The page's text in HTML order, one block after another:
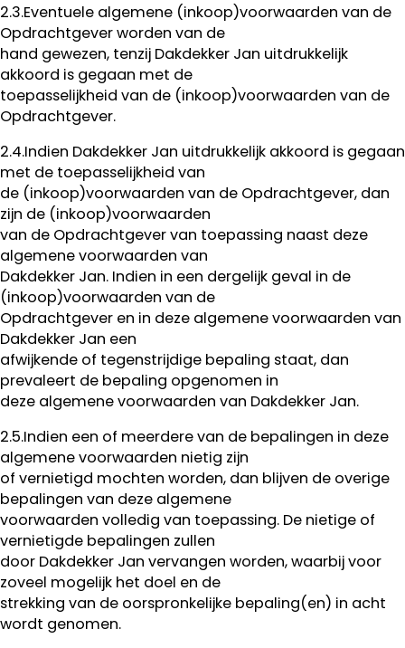
2.3.Eventuele algemene (inkoop)voorwaarden van de
Opdrachtgever worden van de
hand gewezen, tenzij Dakdekker Jan uitdrukkelijk
akkoord is gegaan met de
toepasselijkheid van de (inkoop)voorwaarden van de
Opdrachtgever.
2.4.Indien Dakdekker Jan uitdrukkelijk akkoord is gegaan
met de toepasselijkheid van
de (inkoop)voorwaarden van de Opdrachtgever, dan
zijn de (inkoop)voorwaarden
van de Opdrachtgever van toepassing naast deze
algemene voorwaarden van
Dakdekker Jan. Indien in een dergelijk geval in de
(inkoop)voorwaarden van de
Opdrachtgever en in deze algemene voorwaarden van
Dakdekker Jan een
afwijkende of tegenstrijdige bepaling staat, dan
prevaleert de bepaling opgenomen in
deze algemene voorwaarden van Dakdekker Jan.
2.5.Indien een of meerdere van de bepalingen in deze
algemene voorwaarden nietig zijn
of vernietigd mochten worden, dan blijven de overige
bepalingen van deze algemene
voorwaarden volledig van toepassing. De nietige of
vernietigde bepalingen zullen
door Dakdekker Jan vervangen worden, waarbij voor
zoveel mogelijk het doel en de
strekking van de oorspronkelijke bepaling(en) in acht
wordt genomen.